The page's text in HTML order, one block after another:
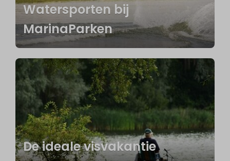
Watersporten bij
MarinaParken
De ideale visvakantie